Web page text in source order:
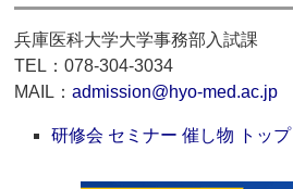
兵庫医科大学大学事務部入試課
TEL：078-304-3034
MAIL：admission@hyo-med.ac.jp
研修会 セミナー 催し物 トップ